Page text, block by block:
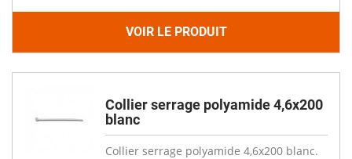
VOIR LE PRODUIT
Collier serrage polyamide 4,6x200
blanc
Collier serrage polyamide 4,6x200 blanc.